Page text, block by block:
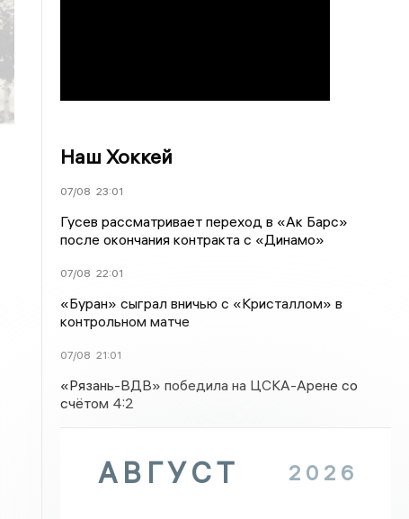
Наш Хоккей
07/08 23:01
Гусев рассматривает переход в «Ак Барс»
после окончания контракта с «Динамо»
07/08 22:01
«Буран» сыграл вничью с «Кристаллом» в
контрольном матче
07/08 21:01
«Рязань-ВДВ» победила на ЦСКА-Арене со
счётом 4:2
АВГУСТ 2026